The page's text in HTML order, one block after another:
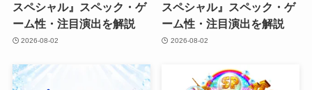
スペシャル』スペック・ゲ
ーム性・注目演出を解説
2026-08-02
スペシャル』スペック・ゲ
ーム性・注目演出を解説
2026-08-02